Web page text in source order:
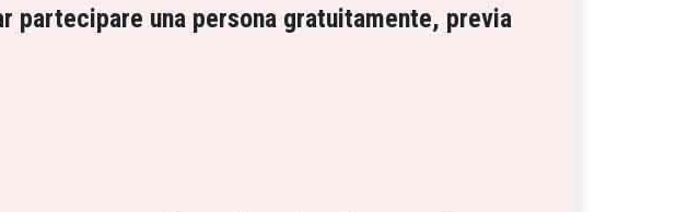
una persona gratuitamente, previa